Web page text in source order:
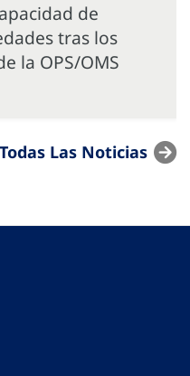
de
tras los
la OPS/OMS
Las Noticias